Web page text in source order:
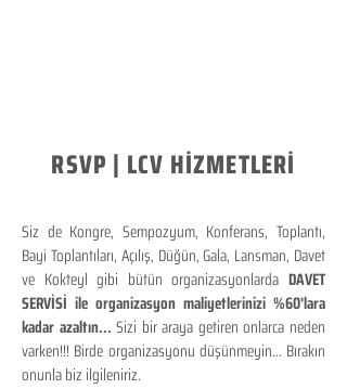
RSVP | LCV HİZMETLERİ
Siz de Kongre, Sempozyum, Konferans, Toplantı,
Bayi Toplantıları, Açılış, Düğün, Gala, Lansman, Davet
ve Kokteyl gibi bütün organizasyonlarda DAVET
SERVİSİ ile organizasyon maliyetlerinizi %60'lara
kadar azaltın...Sizi bir araya getiren onlarca neden
varken!!! Birde organizasyonu düşünmeyin... Bırakın
onunla biz ilgileniriz.